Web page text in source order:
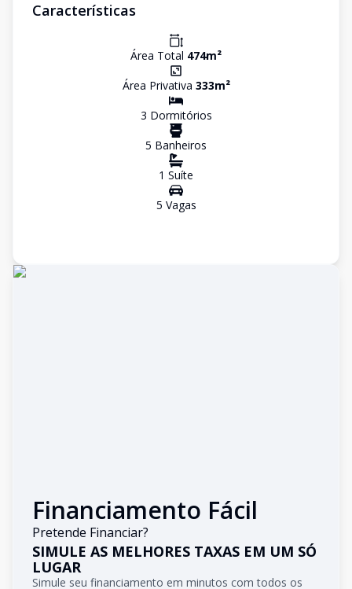
Características
Área Total 474m²
Área Privativa 333m²
3 Dormitórios
5 Banheiros
1 Suíte
5 Vagas
Financiamento Fácil
Pretende Financiar?
SIMULE AS MELHORES TAXAS EM UM SÓ
LUGAR
Simule seu financiamento em minutos com todos os